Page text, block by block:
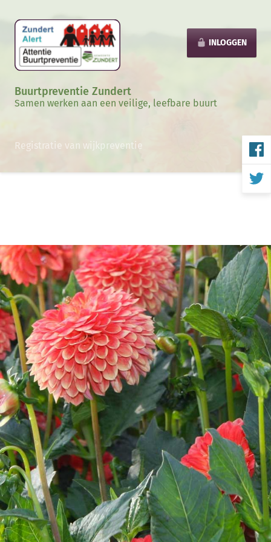
INLOGGEN
Buurtpreventie Zundert
Samen werken aan een veilige, leefbare buurt
Registratie van wijkpreventie